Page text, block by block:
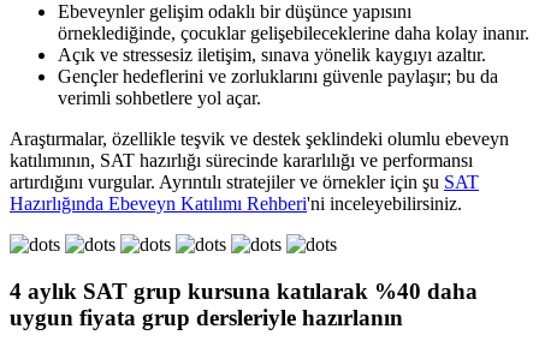
Ebeveynler gelişim odaklı bir düşünce yapısını
örneklediğinde, çocuklar gelişebileceklerine daha kolay inanır.
Açık ve stressesiz iletişim, sınava yönelik kaygıyı azaltır.
Gençler hedeflerini ve zorluklarını güvenle paylaşır; bu da
verimli sohbetlere yol açar.
Araştırmalar, özellikle teşvik ve destek şeklindeki olumlu ebeveyn
katılımının, SAT hazırlığı sürecinde kararlılığı ve performansı
artırdığını vurgular. Ayrıntılı stratejiler ve örnekler için şu SAT
Hazırlığında Ebeveyn Katılımı Rehberi'ni inceleyebilirsiniz.
4 aylık SAT grup kursuna katılarak %40 daha
uygun fiyata grup dersleriyle hazırlanın